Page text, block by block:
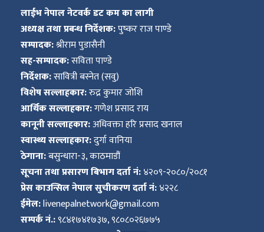
लाईभ नेपाल नेटवर्क डट कम का लागी
अध्यक्ष तथा प्रबन्ध निर्देशक:पुष्कर राज पाण्डे
सम्पादक:श्रीराम पुडासैनी
सह-सम्पादक:सविता पाण्डे
निर्देशक:सावित्री बस्नेत (सवु)
विशेष सल्लाहकार:रुद्र कुमार जोशि
आर्थिक सल्लाहकार:गणेश प्रसाद राय
कानूनी सल्लाहकार:अधिवक्ता हरि प्रसाद खनाल
स्वास्थ्य सल्लाहकार:दुर्गा वानिया
ठेगाना:बसुन्धारा-३, काठमाडौं
सूचना तथा प्रसारण बिभाग दर्ता नं:४२०९-२०८०/२०८१
प्रेस काउन्सिल नेपाल सुचीकरण दर्ता नं:४२२८
ईमेल:livenepalnetwork@gmail.com
सम्पर्क नं.:९८४१७४१७३७, ९८०८०२६७७५